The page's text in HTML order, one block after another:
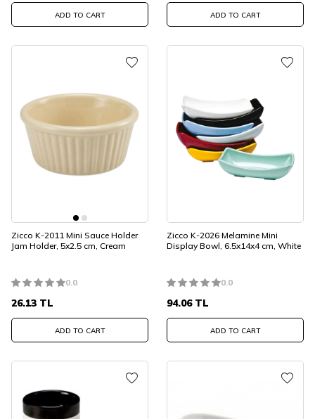
ADD TO CART ADD TO CART
Zicco K-2011 Mini Sauce Holder
Jam Holder, 5x2.5 cm, Cream
0.0
26.13 TL
ADD TO CART
Zicco K-2026 Melamine Mini
Display Bowl, 6.5x14x4 cm, White
0.0
94.06TL
ADD TO CART